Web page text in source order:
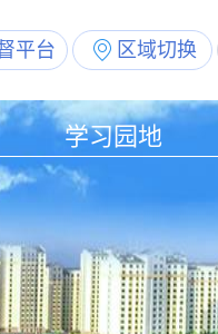
平台 区域切换
学习园地